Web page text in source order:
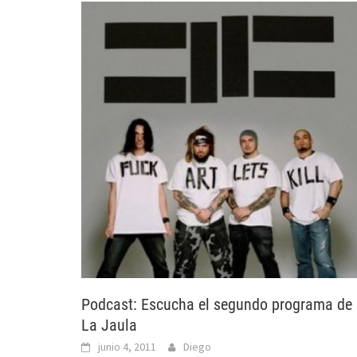
Podcast: Escucha el segundo programa de
La Jaula
junio 4, 2011 Diego